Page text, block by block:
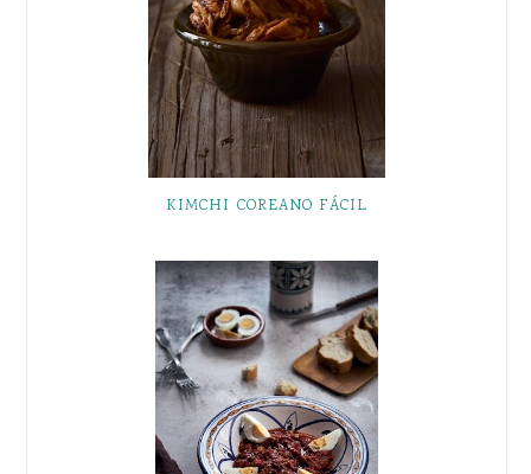
KIMCHI COREANO FÁCIL